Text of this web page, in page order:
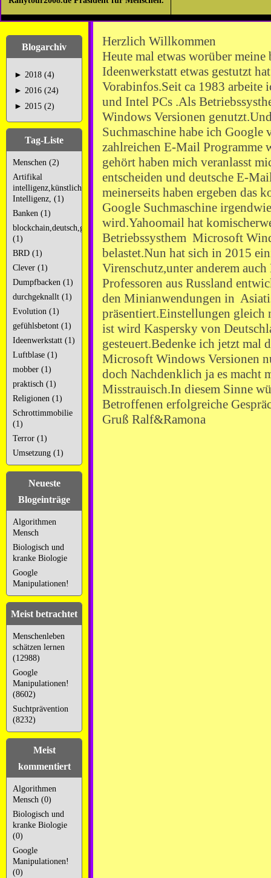
Blogarchiv
► 2018 (4)
► 2016 (24)
► 2015 (2)
Tag-Liste
Menschen (2)
Artifikal
intelligenz,künstliche
Intelligenz, (1)
Banken (1)
blockchain,deutsch,googlekacke,googleschrott,
(1)
BRD (1)
Clever (1)
Dumpfbacken (1)
durchgeknallt (1)
Evolution (1)
gefühlsbetont (1)
Ideenwerkstatt (1)
Luftblase (1)
mobber (1)
praktisch (1)
Religionen (1)
Schrottimmobilie
(1)
Terror (1)
Umsetzung (1)
Neueste
Blogeinträge
Algorithmen
Mensch
Biologisch und
kranke Biologie
Google
Manipulationen!
Meist betrachtet
Menschenleben
schätzen lernen
(12988)
Google
Manipulationen!
(8602)
Suchtprävention
(8232)
Meist
kommentiert
Algorithmen
Mensch (0)
Biologisch und
kranke Biologie
(0)
Google
Manipulationen!
(0)
Herzlich Willkommen
Heute mal etwas worüber
Ideenwerkstatt etwas gestutzt
Vorabinfos.Seit ca 1983
und Intel PCs .Als
Windows Versionen
Suchmaschine habe ich Google
zahlreichen E-Mail Programme
gehört haben mich veranlasst
entscheiden und deutsche E-
meinerseits haben ergeben das
Google Suchmaschine
wird.Yahoomail hat
Betriebssysthem Microsoft
belastet.Nun hat sich in 2015
Virenschutz,unter anderem
Professoren aus Russland
den Minianwendungen in
präsentiert.Einstellungen
ist wird Kaspersky von
gesteuert.Bedenke ich jetzt mal
Microsoft Windows Versionen
doch Nachdenklich ja es macht
Misstrauisch.In diesem Sinne
Betroffenen erfolgreiche
Gruß Ralf&Ramona